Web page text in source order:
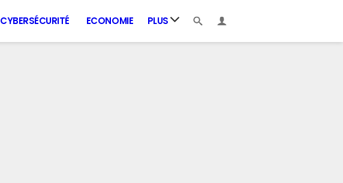
CYBERSÉCURITÉ ECONOMIE PLUS